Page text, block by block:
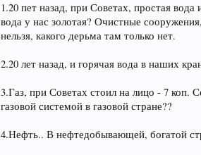
1.20 пет назад, при Советах, простая
вода у нас золотая? Очистные
нельзя, какого дерьма там только нет.
2.20 лет назад, и горячая вода в наших
3.Газ, при Советах стоил на лицо - 7 коп.
газовой системой в газовой стране??
4.Нефть.. В нефтедобывающей, богатой